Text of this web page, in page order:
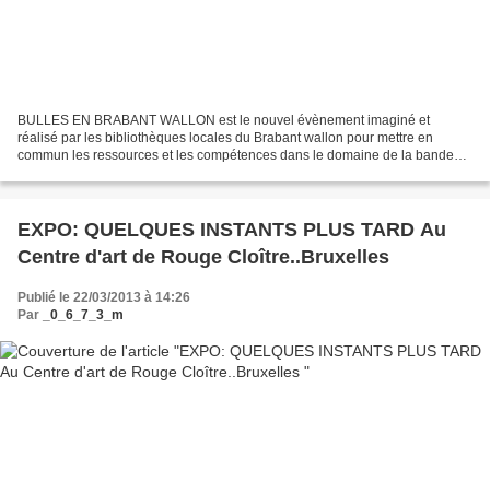
BULLES EN BRABANT WALLON est le nouvel évènement imaginé et
réalisé par les bibliothèques locales du Brabant wallon pour mettre en
commun les ressources et les compétences dans le domaine de la bande
EXPO: QUELQUES INSTANTS PLUS TARD Au
Centre d'art de Rouge Cloître..Bruxelles
Publié le 22/03/2013 à 14:26
Par
_0_6_7_3_m